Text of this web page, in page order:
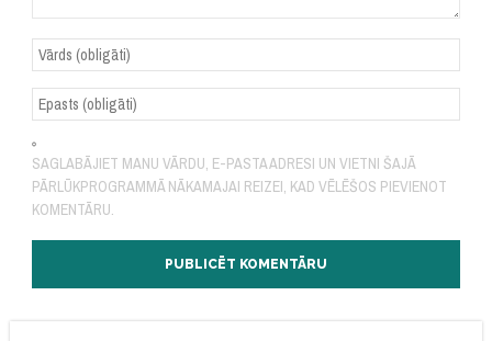
SAGLABĀJIET MANU VĀRDU, E-PASTA ADRESI UN VIETNI ŠAJĀ
PĀRLŪKPROGRAMMĀ NĀKAMAJAI REIZEI, KAD VĒLĒŠOS PIEVIENOT
KOMENTĀRU.